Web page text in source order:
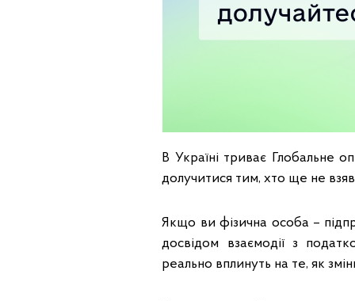
В Україні триває Глобальне
долучитися тим, хто ще не
Якщо ви фізична особа –
досвідом взаємодії з
реально вплинуть на те, як